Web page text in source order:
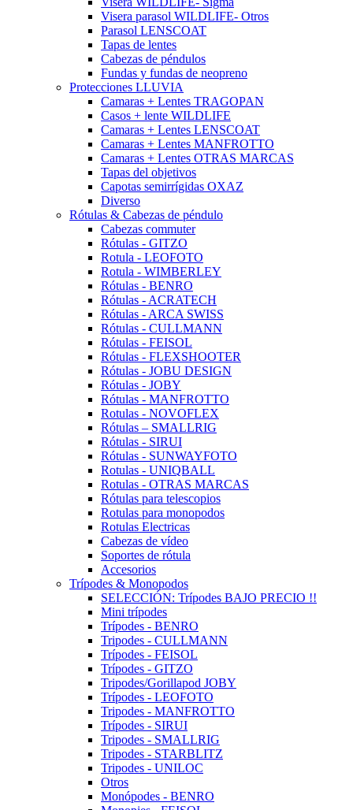
Visera parasol WILDLIFE- Otros
Parasol LENSCOAT
Tapas de lentes
Cabezas de péndulos
Fundas y fundas de neopreno
Protecciones LLUVIA
Camaras + Lentes TRAGOPAN
Casos + lente WILDLIFE
Camaras + Lentes LENSCOAT
Camaras + Lentes MANFROTTO
Camaras + Lentes OTRAS MARCAS
Tapas del objetivos
Capotas semirrígidas OXAZ
Diverso
Rótulas & Cabezas de péndulo
Cabezas commuter
Rótulas - GITZO
Rotula - LEOFOTO
Rotula - WIMBERLEY
Rótulas - BENRO
Rótulas - ACRATECH
Rótulas - ARCA SWISS
Rótulas - CULLMANN
Rótulas - FEISOL
Rótulas - FLEXSHOOTER
Rótulas - JOBU DESIGN
Rótulas - JOBY
Rótulas - MANFROTTO
Rotulas - NOVOFLEX
Rótulas – SMALLRIG
Rótulas - SIRUI
Rótulas - SUNWAYFOTO
Rotulas - UNIQBALL
Rotulas - OTRAS MARCAS
Rótulas para telescopios
Rotulas para monopodos
Rotulas Electricas
Cabezas de vídeo
Soportes de rótula
Accesorios
Trípodes & Monopodos
SELECCIÓN: Trípodes BAJO PRECIO !!
Mini trípodes
Trípodes - BENRO
Tripodes - CULLMANN
Trípodes - FEISOL
Trípodes - GITZO
Tripodes/Gorillapod JOBY
Trípodes - LEOFOTO
Tripodes - MANFROTTO
Trípodes - SIRUI
Tripodes - SMALLRIG
Tripodes - STARBLITZ
Tripodes - UNILOC
Otros
Monópodes - BENRO